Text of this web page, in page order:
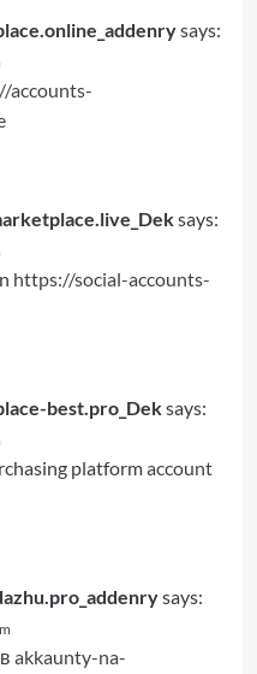
says:
accounts-
says:
https://social-accounts-
best.pro_Deksays:
platformaccount
says:
akkaunty-na-